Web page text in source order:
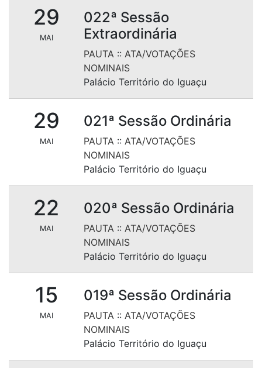
29
MAI
022ª Sessão
Extraordinária
PAUTA :: ATA/VOTAÇÕES
NOMINAIS
Palácio Território do Iguaçu
29
MAI
021ª Sessão Ordinária
PAUTA :: ATA/VOTAÇÕES
NOMINAIS
Palácio Território do Iguaçu
22
MAI
020ª Sessão Ordinária
PAUTA :: ATA/VOTAÇÕES
NOMINAIS
Palácio Território do Iguaçu
15
MAI
019ª Sessão Ordinária
PAUTA :: ATA/VOTAÇÕES
NOMINAIS
Palácio Território do Iguaçu